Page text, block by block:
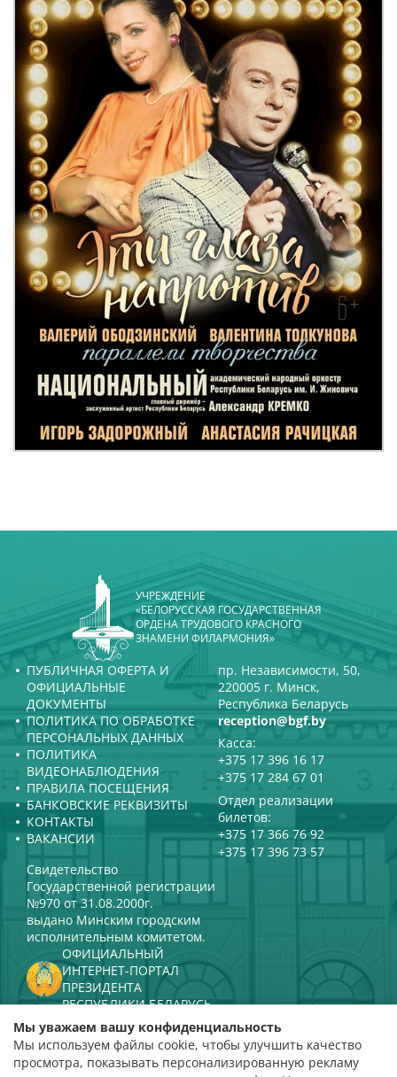
УЧРЕЖДЕНИЕ
«БЕЛОРУССКАЯ ГОСУДАРСТВЕННАЯ
ОРДЕНА ТРУДОВОГО КРАСНОГО
ЗНАМЕНИ ФИЛАРМОНИЯ»
ПУБЛИЧНАЯ ОФЕРТА И
ОФИЦИАЛЬНЫЕ
ДОКУМЕНТЫ
ПОЛИТИКА ПО ОБРАБОТКЕ
ПЕРСОНАЛЬНЫХ ДАННЫХ
ПОЛИТИКА
ВИДЕОНАБЛЮДЕНИЯ
ПРАВИЛА ПОСЕЩЕНИЯ
БАНКОВСКИЕ РЕКВИЗИТЫ
КОНТАКТЫ
ВАКАНСИИ
пр. Независимости, 50,
220005 г. Минск,
Республика Беларусь
reception@bgf.by
Касса:
+375 17 396 16 17
+375 17 284 67 01
Отдел реализации
билетов:
+375 17 366 76 92
+375 17 396 73 57
Свидетельство
Государственной регистрации
№970 от 31.08.2000г.
выдано Минским городским
исполнительным комитетом.
ОФИЦИАЛЬНЫЙ
ИНТЕРНЕТ-ПОРТАЛ
ПРЕЗИДЕНТА
РЕСПУБЛИКИ БЕЛАРУСЬ
МИНИСТЕРСТВО КУЛЬТУРЫ
РЕСПУБЛИКИ БЕЛАРУСЬ
ПОРТАЛ
РЕЙТИНГОВОЙ ОЦЕНКИ
Мы уважаем вашу конфиденциальность
Мы используем файлы cookie, чтобы улучшить качество
просмотра, показывать персонализированную рекламу